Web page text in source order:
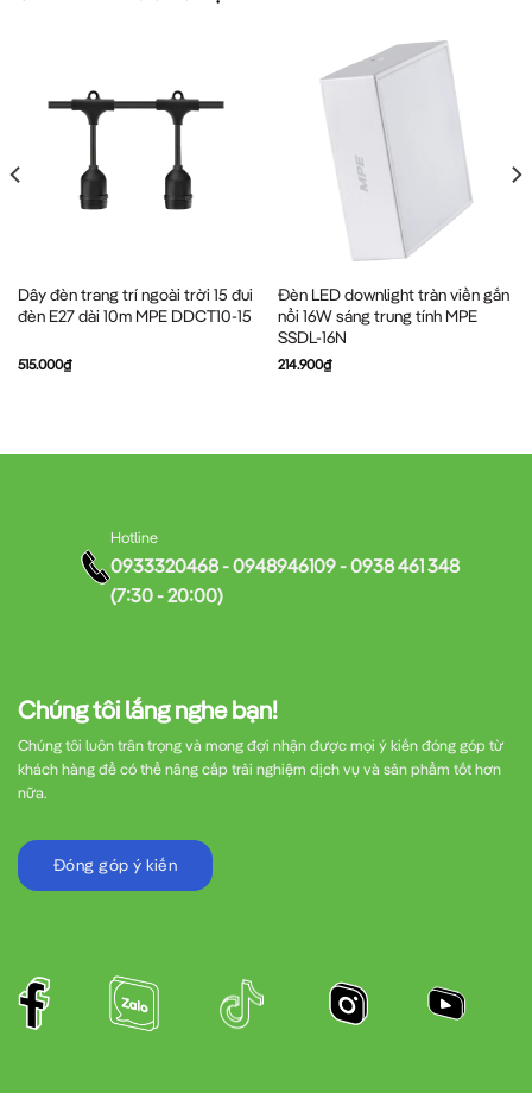
Dây đèn trang trí ngoài trời 15 đui
đèn E27 dài 10m MPE DDCT10-15
515.000₫
Đèn LED downlight tràn viền gắn
nổi 16W sáng trung tính MPE
SSDL-16N
214.900₫
Chúng tôi lắng nghe bạn!
Chúng tôi luôn trân trọng và mong đợi nhận được mọi ý kiến đóng góp từ
khách hàng để có thể nâng cấp trải nghiệm dịch vụ và sản phẩm tốt hơn
nữa.
Đóng góp ý kiến
Hotline
0933320468 - 0948946109 - 0938 461 348
(7:30 - 20:00)